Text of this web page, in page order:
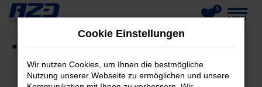
Zum
springen
0
MENÜ
Cookie Einstellungen
Wir nutzen Cookies, um Ihnen die bestmögliche
Nutzung unserer Webseite zu ermöglichen und unsere